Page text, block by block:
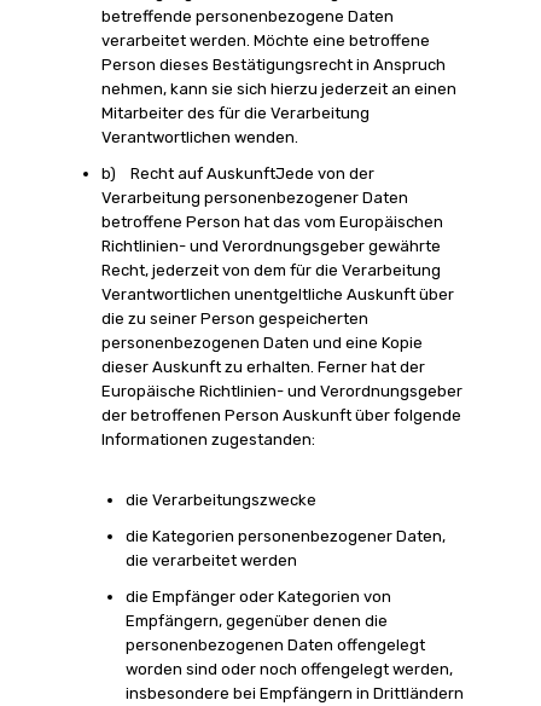
betreffende personenbezogene Daten
verarbeitet werden. Möchte eine betroffene
Person dieses Bestätigungsrecht in Anspruch
nehmen, kann sie sich hierzu jederzeit an einen
Mitarbeiter des für die Verarbeitung
Verantwortlichen wenden.
b) Recht auf AuskunftJede von der
Verarbeitung personenbezogener Daten
betroffene Person hat das vom Europäischen
Richtlinien- und Verordnungsgeber gewährte
Recht, jederzeit von dem für die Verarbeitung
Verantwortlichen unentgeltliche Auskunft über
die zu seiner Person gespeicherten
personenbezogenen Daten und eine Kopie
dieser Auskunft zu erhalten. Ferner hat der
Europäische Richtlinien- und Verordnungsgeber
der betroffenen Person Auskunft über folgende
Informationen zugestanden:
die Verarbeitungszwecke
die Kategorien personenbezogener Daten,
die verarbeitet werden
die Empfänger oder Kategorien von
Empfängern, gegenüber denen die
personenbezogenen Daten offengelegt
worden sind oder noch offengelegt werden,
insbesondere bei Empfängern in Drittländern